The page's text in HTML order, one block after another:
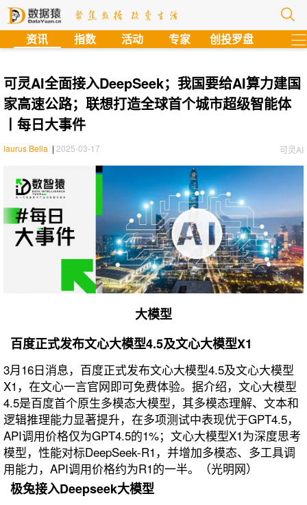
资讯 指数 活动 专家 创投罗盘
可灵AI全面接入DeepSeek；我国要给AI算力建国
家高速公路；联想打造全球首个城市超级智能体
丨每日大事件
可灵AI
laurus Bella | 2025-03-17
大模型
百度正式发布文心大模型4.5及文心大模型X1
3月16日消息，百度正式发布文心大模型4.5及文心大模型
X1，在文心一言官网即可免费体验。据介绍，文心大模型
4.5是百度首个原生多模态大模型，其多模态理解、文本和
逻辑推理能力显著提升，在多项测试中表现优于GPT4.5，
API调用价格仅为GPT4.5的1%；文心大模型X1为深度思考
模型，性能对标DeepSeek-R1，并增加多模态、多工具调
用能力，API调用价格约为R1的一半。（光明网）
极兔接入Deepseek大模型